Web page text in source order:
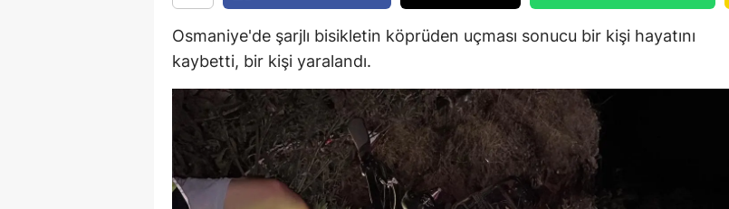
Çankırı
Çorum
Denizli
Diyarbakır
Edirne
Elazığ
Osmaniye'de şarjlı bisikletin köprüden uçması sonucu bir kişi hayatını
kaybetti, bir kişi yaralandı.